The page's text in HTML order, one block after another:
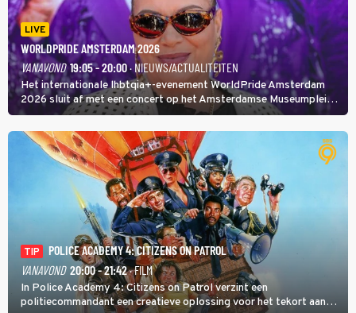
LIVE
WORLDPRIDE AMSTERDAM 2026
VANAVOND 19:05 - 20:00· NIEUWS/ACTUALITEITEN
Het internationale lhbtqia+-evenement WorldPride Amsterdam
2026 sluit af met een concert op het Amsterdamse Museumplein.
Anita Doth is een van de optredende artiesten. In de jaren 90
veroverde ze de wereld als zangeres van 2Unlimited.
TIP
POLICE ACADEMY 4: CITIZENS ON PATROL
VANAVOND 20:00 - 21:42· FILM
In Police Academy 4: Citizens on Patrol verzint een
politiecommandant een creatieve oplossing voor het tekort aan